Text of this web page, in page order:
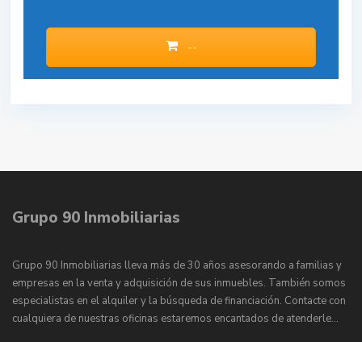
--
Grupo 90 Inmobiliarias
Grupo 90 Inmobiliarias lleva más de 30 años asesorando a familias y
empresas en la venta y adquisición de sus inmuebles. También somos
especialistas en el alquiler y la búsqueda de financiación. Contacte con
cualquiera de nuestras oficinas estaremos encantados de atenderle…